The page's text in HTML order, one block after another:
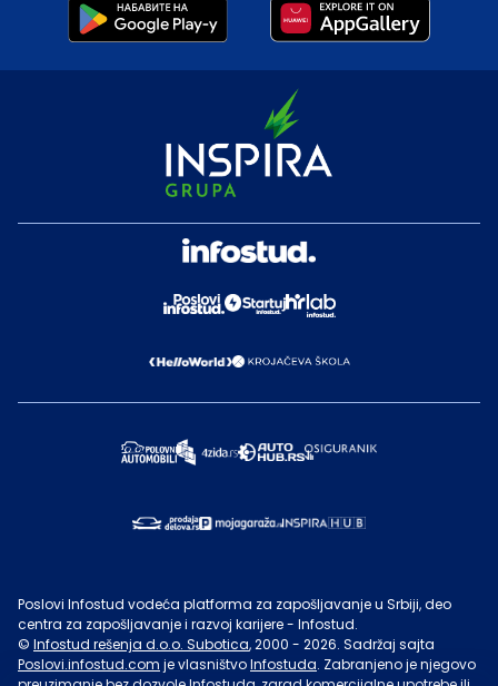
Poslovi Infostud vodeća platforma za zapošljavanje u Srbiji, deo
centra za zapošljavanje i razvoj karijere - Infostud.
© Infostud rešenja d.o.o. Subotica, 2000 - 2026. Sadržaj sajta
Poslovi.infostud.com je vlasništvoInfostuda. Zabranjeno je njegovo